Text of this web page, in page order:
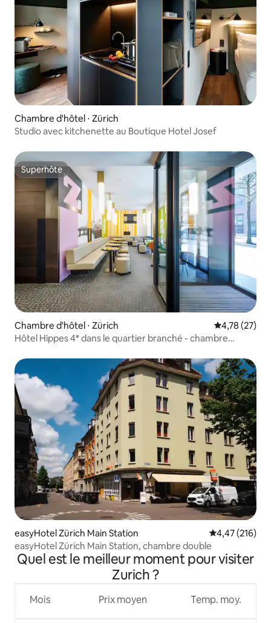
Chambre d'hôtel ⋅ Zürich
Studio avec kitchenette au Boutique Hotel Josef
Superhôte
Superhôte
Chambre d'hôtel ⋅ Zürich Évaluation
4,78 (27)
Hôtel Hippes 4* dans le quartier branché - chambre
easyHotel Zürich Main Station Évaluation
4,47 (216)
easyHotel Zürich Main Station, chambre double
Quel est le meilleur moment pour visiter
Zurich ?
Mois Prix moyen Temp. moy.